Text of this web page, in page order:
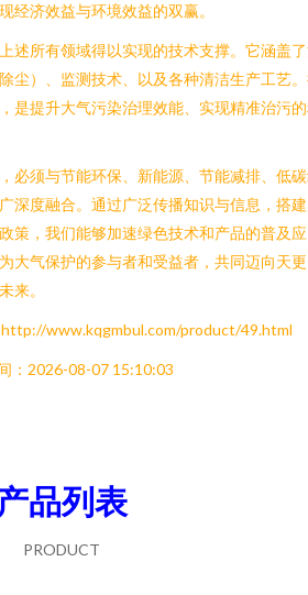
经济效益与环境效益的双赢。
述所有领域得以实现的技术支撑。它涵盖
尘）、监测技术、以及各种清洁生产工艺
是提升大气污染治理效能、实现精准治污
必须与节能环保、新能源、节能减排、低
深度融合。通过广泛传播知识与信息，搭
策，我们能够加速绿色技术和产品的普及应
大气保护的参与者和受益者，共同迈向天更
来。
www.kqgmbul.com/product/49.html
：2026-08-07 15:10:03
品列表
PRODUCT